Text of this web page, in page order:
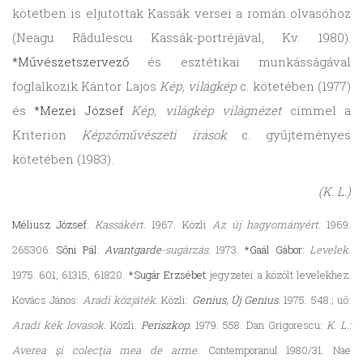
kötetben is eljutottak Kassák versei a román olvasóhoz
(Neagu Rădulescu Kassák-portréjával, Kv. 1980).
*Művészetszervező és esztétikai munkásságával
foglalkozik Kántor Lajos Kép, világkép c. kötetében (1977)
és*Mezei József Kép, világkép világnézetcímmel a
Kriterion Képzőművészeti írásokc. gyűjteményes
kötetében (1983).
(K. L.)
Méliusz József:Kassákért. 1967. Közli Az új hagyományért. 1969.
265306. Sőni Pál: Avantgarde-sugárzás. 1973. *Gaál Gábor: Levelek.
1975. 601, 61315, 61820. *Sugár Erzsébet jegyzetei a közölt levelekhez.
Kovács János: Aradi közjáték. Közli: Genius, Új Genius. 1975. 548.; uő:
Aradi kék lovasok. Közli: Periszkop. 1979. 558. Dan Grigorescu: K. L.:
Averea şi colecţia mea de arme. Contemporanul 1980/31. Nae